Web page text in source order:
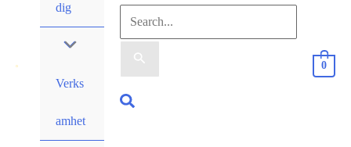
dig
Verks
amhet
Sök
efter:
Sök
0